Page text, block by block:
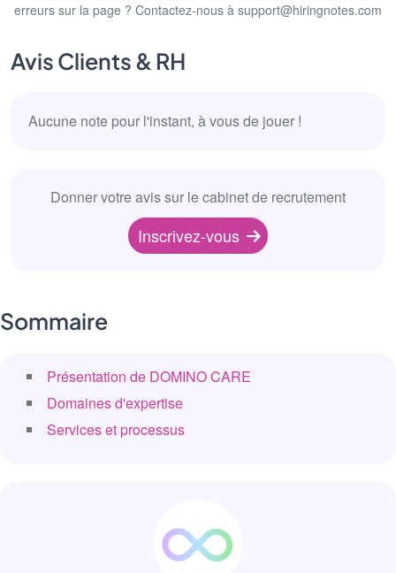
erreurs sur la page ? Contactez-nous à support@hiringnotes.com
Avis Clients & RH
Aucune note pour l'instant, à vous de jouer !
Donner votre avis sur le cabinet de recrutement
Inscrivez-vous
Sommaire
Présentation de DOMINO CARE
Domaines d'expertise
Services et processus